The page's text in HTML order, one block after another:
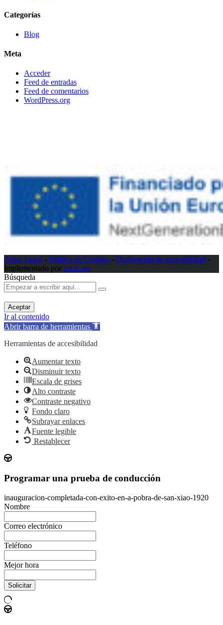
Categorías
Blog
Meta
Acceder
Feed de entradas
Feed de comentarios
WordPress.org
Aviso Legal - Política de Cookies - Declaración de accesibilidad -
Implementado por xeral.net
Búsqueda
Aceptar
Ir al contenido
Abrir barra de herramientas
Herramientas de accesibilidad
Aumentar texto
Disminuir texto
Escala de grises
Alto contraste
Contraste negativo
Fondo claro
Subrayar enlaces
Fuente legible
Restablecer
Programar una prueba de conducción
inauguracion-completada-con-exito-en-a-pobra-de-san-xiao-1920
Nombre
Correo electrónico
Teléfono
Mejor hora
Solicitar